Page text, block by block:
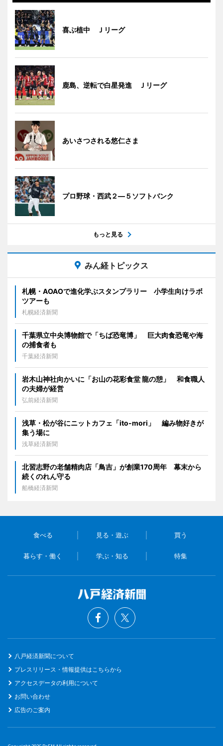
喜ぶ植中 Ｊリーグ
鹿島、逆転で白星発進 Ｊリーグ
あいさつされる悠仁さま
プロ野球・西武２―５ソフトバンク
もっと見る
みん経トピックス
札幌・AOAOで進化学ぶスタンプラリー 小学生向けラボ
ツアーも
札幌経済新聞
千葉県立中央博物館で「ちば恐竜博」 巨大肉食恐竜や海
の捕食者も
千葉経済新聞
岩木山神社向かいに「お山の花彩食堂 龍の憩」 和食職人
の夫婦が経営
弘前経済新聞
浅草・松が谷にニットカフェ「ito-mori」 編み物好きが
集う場に
浅草経済新聞
北習志野の老舗精肉店「鳥吉」が創業170周年 幕末から
続くのれん守る
船橋経済新聞
食べる 見る・遊ぶ 買う
暮らす・働く 学ぶ・知る 特集
八戸経済新聞について
プレスリリース・情報提供はこちらから
アクセスデータの利用について
お問い合わせ
広告のご案内